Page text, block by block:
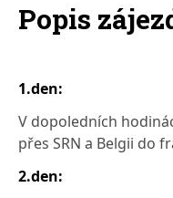
Popis
1.den:
V dopoledních
přes SRN a Belgii do
2.den: